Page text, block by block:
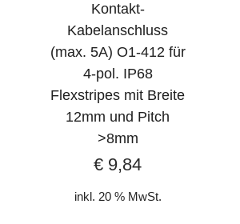
Kontakt-
Kabelanschluss
(max. 5A) O1-412 für
4-pol. IP68
Flexstripes mit Breite
12mm und Pitch
>8mm
€ 9,84
inkl. 20 % MwSt.